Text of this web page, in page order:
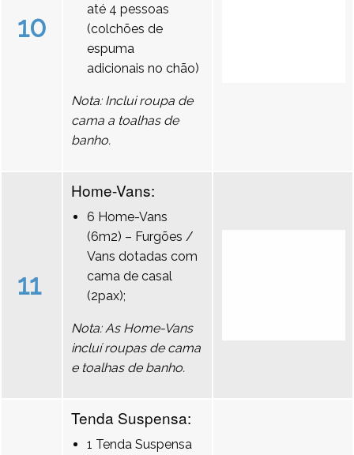
10
até 4 pessoas
(colchões de
espuma
adicionais no chão)
Nota: Inclui roupa de
cama a toalhas de
banho.
11
Home-Vans:
6 Home-Vans
(6m2) – Furgões /
Vans dotadas com
cama de casal
(2pax);
Nota: As Home-Vans
incluí roupas de cama
e toalhas de banho.
Tenda Suspensa:
1 Tenda Suspensa